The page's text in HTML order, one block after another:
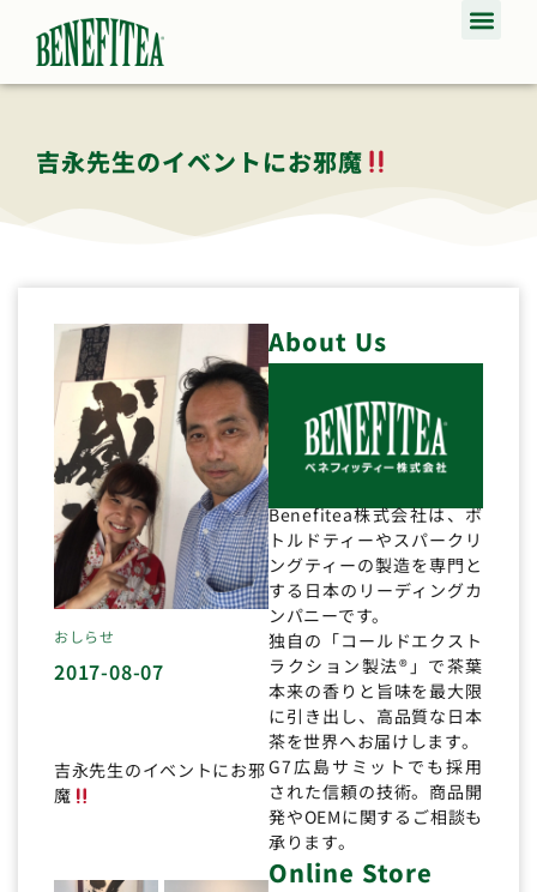
吉永先生のイベントにお邪魔
おしらせ
2017-08-07
吉永先生のイベントにお邪
魔
About Us
Benefitea株式会社は、ボ
トルドティーやスパークリ
ングティーの製造を専門と
する日本のリーディングカ
ンパニーです。
独自の「コールドエクスト
ラクション製法®」で茶葉
本来の香りと旨味を最大限
に引き出し、高品質な日本
茶を世界へお届けします。
G7広島サミットでも採用
された信頼の技術。商品開
発やOEMに関するご相談も
承ります。
Online Store